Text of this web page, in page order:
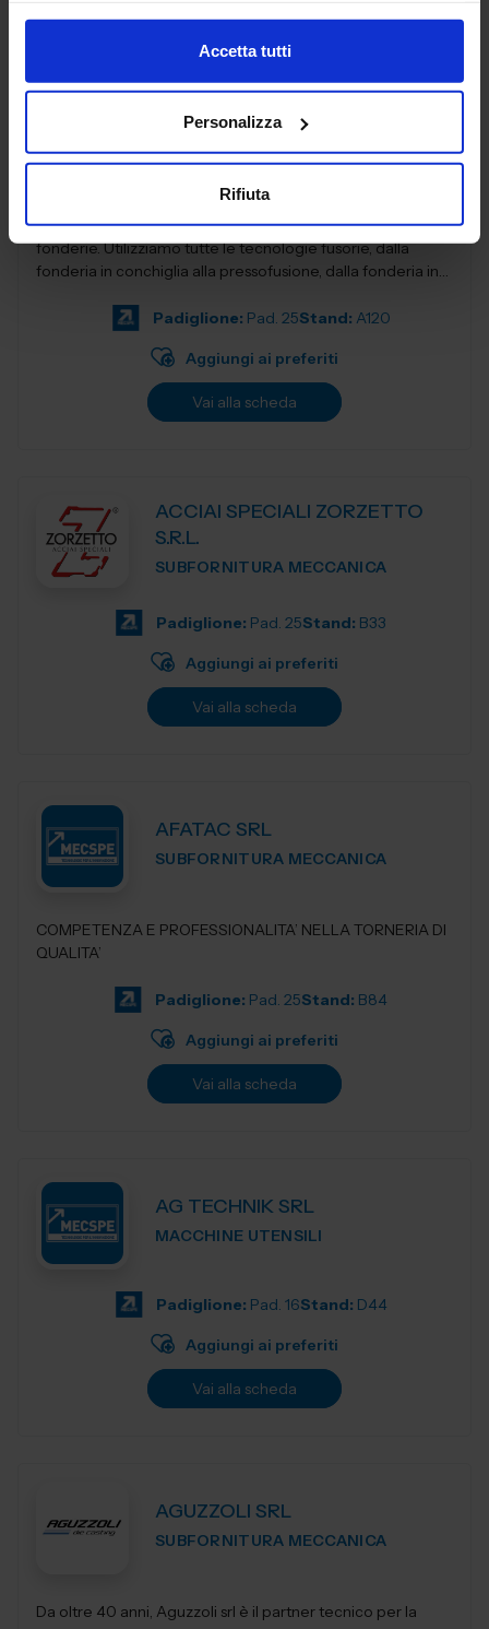
Accetta tutti
Personalizza
Rifiuta
AB FONDERIE ITALIA
SUBFORNITURA MECCANICA
AB Fonderie Italia è il più qualificato network italiano di
fonderie. Utilizziamo tutte le tecnologie fusorie, dalla
fonderia in conchiglia alla pressofusione, dalla fonderia in
Padiglione: Pad. 25Stand: A120
Aggiungi ai preferiti
Vai alla scheda
ACCIAI SPECIALI ZORZETTO
S.R.L.
SUBFORNITURA MECCANICA
Padiglione: Pad. 25Stand: B33
Aggiungi ai preferiti
Vai alla scheda
AFATAC SRL
SUBFORNITURA MECCANICA
COMPETENZA E PROFESSIONALITA’ NELLA TORNERIA DI
QUALITA’
Padiglione: Pad. 25Stand: B84
Aggiungi ai preferiti
Vai alla scheda
AG TECHNIK SRL
MACCHINE UTENSILI
Padiglione: Pad. 16Stand: D44
Aggiungi ai preferiti
Vai alla scheda
AGUZZOLI SRL
SUBFORNITURA MECCANICA
Da oltre 40 anni, Aguzzoli srl è il partner tecnico per la